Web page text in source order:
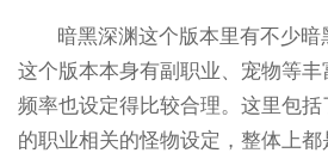
暗黑深渊这个版本里有不少暗
这个版本本身有副职业、宠物等
频率也设定得比较合理。这里包
的职业相关的怪物设定，整体上